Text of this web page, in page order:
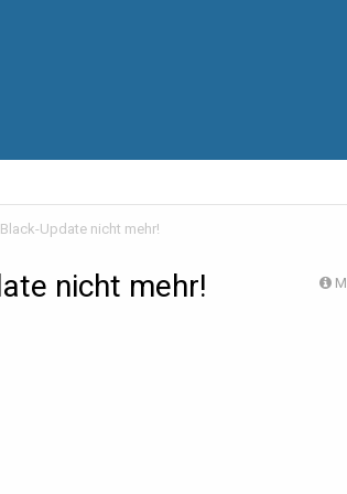
Update nicht mehr!
nicht mehr!